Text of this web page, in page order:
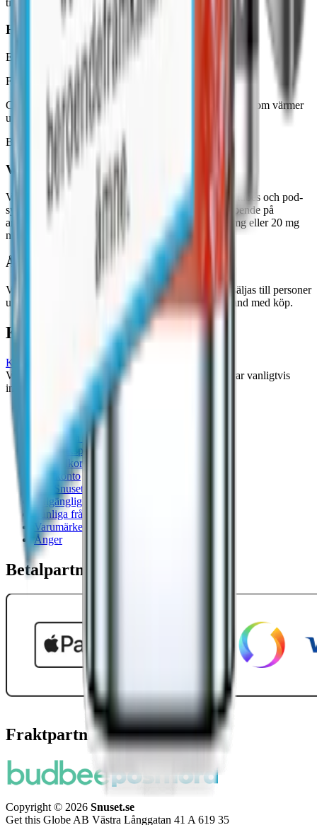
Hur fungerar en vape?
En vape av tre huvudkomponenter:
Förångare (tank eller patron) som innehåller e-juice.
Coil med bomull som absorberar e-juicen och en spole som värmer
upp och omvandlar vätskan till ånga.
Batteri som genererar värmen.
Vape – olika modeller och varianter
Vapes finns i olika modeller, som vapepennor, bars, tubes och pod-
system. De varierar i storlek, form och funktion beroende på
användarens behov och preferenser. Finns med 10 mg eller 20 mg
nikotin per ml.
Åldersgräns
Vape, e-cigaretter och påfyllningsbehållare får inte säljas till personer
under 18 år. Ålderskontroll kan genomföras i samband med köp.
Kundservice
Kontakta oss
Våra öppettider är: Alla dagar 08:00 - 18:00 Vi svarar vanligtvis
inom 24 timmar på vardagar.
18-årsgräns
Cookiepolicy
Frakt- och leveransvillkor
Integritetspolicy
Köpvillkor
Mitt konto
Om Snuset.se
Tillgänglighetsredogörelse
Vanliga frågor
Varumärken
Ånger
Betalpartner
Fraktpartners
Copyright © 2026 Snuset.se
Get this Globe AB Västra Långgatan 41 A 619 35